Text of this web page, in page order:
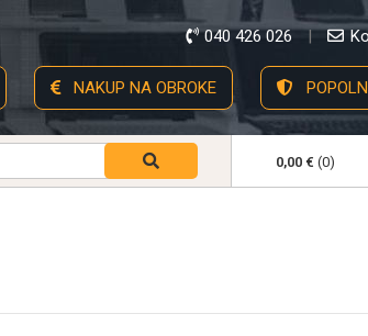
040 426 026
NAKUP NA OBROKE
0,00 € (0)